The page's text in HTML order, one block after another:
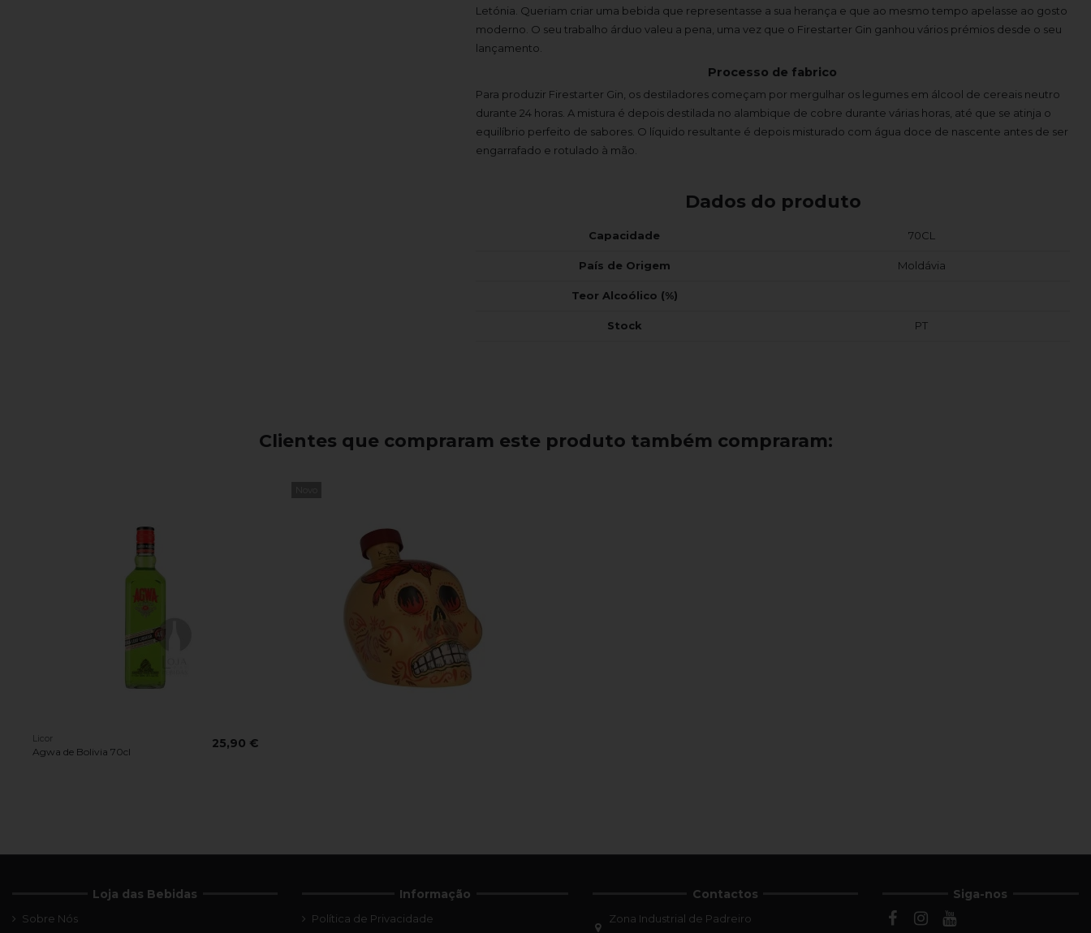
Letónia. Queriam criar uma bebida que representasse a sua herança e que ao mesmo tempo apelasse ao gosto
moderno. O seu trabalho árduo valeu a pena, uma vez que o Firestarter Gin ganhou vários prémios desde o seu
lançamento.
Processo de fabrico
Para produzir Firestarter Gin, os destiladores começam por mergulhar os legumes em álcool de cereais neutro
durante 24 horas. A mistura é depois destilada no alambique de cobre durante várias horas, até que se atinja o
equilíbrio perfeito de sabores. O líquido resultante é depois misturado com água doce de nascente antes de ser
engarrafado e rotulado à mão.
Dados do produto
Capacidade 70CL
País de Origem Moldávia
Teor Alcoólico (%)
Stock PT
Clientes que compraram este produto também compraram:
Licor
Agwa de Bolivia 70cl
25,90 €
Loja das Bebidas
Sobre Nós
Informação
Política de Privacidade
Contactos
Zona Industrial de Padreiro
Siga-nos